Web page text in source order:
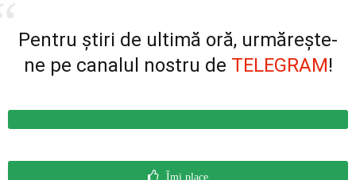
Pentru știri de ultimă oră, urmărește-
ne pe canalul nostru de TELEGRAM!
Îmi place